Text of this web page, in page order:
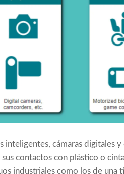
inteligentes, cámaras digitales
contactos con plástico o
industriales como los de una